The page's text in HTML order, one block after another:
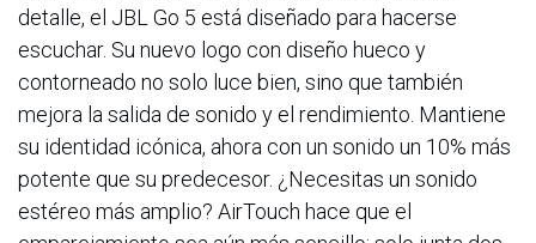
detalle, el JBL Go 5 está diseñado para hacerse
escuchar. Su nuevo logo con diseño hueco y
contorneado no solo luce bien, sino que también
mejora la salida de sonido y el rendimiento. Mantiene
su identidad icónica, ahora con un sonido un 10% más
potente que su predecesor. ¿Necesitas un sonido
estéreo más amplio? AirTouch hace que el